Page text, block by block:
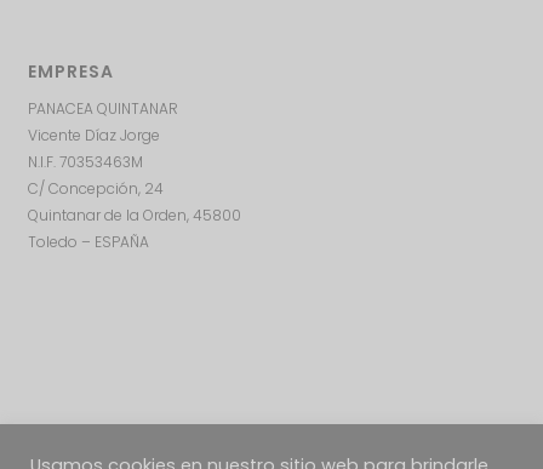
EMPRESA
PANACEA QUINTANAR
Vicente Díaz Jorge
N.I.F. 70353463M
C/ Concepción, 24
Quintanar de la Orden, 45800
Toledo – ESPAÑA